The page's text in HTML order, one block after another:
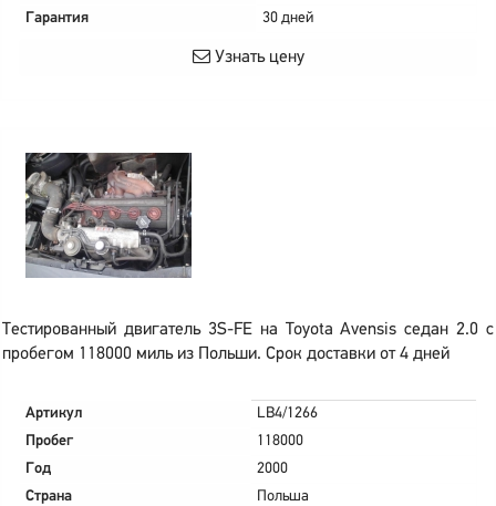
Гарантия
30 дней
Узнать цену
Тестированный двигатель 3S-FE на Toyota Avensis седан 2.0 с
пробегом 118000 миль из Польши. Срок доставки от 4 дней
Артикул
LB4/1266
Пробег
118000
Год
2000
Страна
Польша